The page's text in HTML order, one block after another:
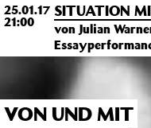
25.01.17
21:00
SITUATION
von Julian
VON UND MIT